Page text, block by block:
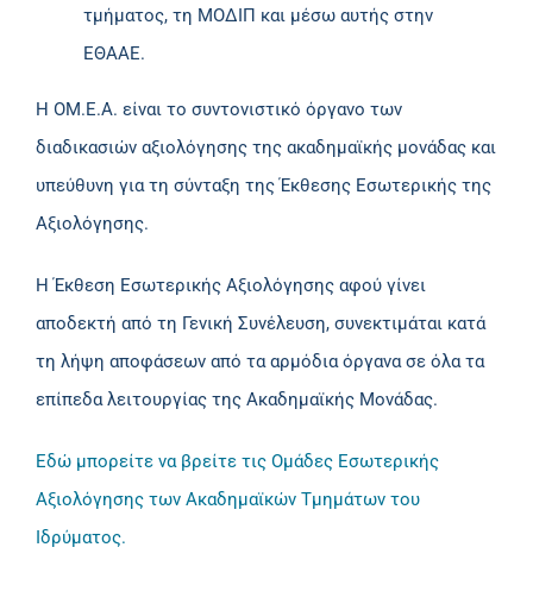
τμήματος, τη ΜΟΔΙΠ και μέσω αυτής στην
ΕΘΑΑΕ.
Η ΟΜ.Ε.Α. είναι το συντονιστικό όργανο των
διαδικασιών αξιολόγησης της ακαδημαϊκής μονάδας και
υπεύθυνη για τη σύνταξη της Έκθεσης Εσωτερικής της
Αξιολόγησης.
Η Έκθεση Εσωτερικής Αξιολόγησης αφού γίνει
αποδεκτή από τη Γενική Συνέλευση, συνεκτιμάται κατά
τη λήψη αποφάσεων από τα αρμόδια όργανα σε όλα τα
επίπεδα λειτουργίας της Ακαδημαϊκής Μονάδας.
Εδώ μπορείτε να βρείτε τις Ομάδες Εσωτερικής
Αξιολόγησης των Ακαδημαϊκών Τμημάτων του
Ιδρύματος.